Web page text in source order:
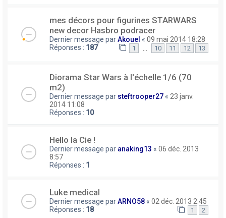
mes décors pour figurines STARWARS
new decor Hasbro podracer
Dernier message parAkouel « 09 mai 2014 18:28
Réponses : 187 1 10 11 12 13
Diorama Star Wars à l'échelle 1/6 (70
m2)
Dernier message par steftrooper27 « 23 janv.
2014 11:08
Réponses : 10
Hello la Cie !
Dernier message par anaking13 « 06 déc. 2013
8:57
Réponses : 1
Luke medical
Dernier message parARNO58 « 02 déc. 2013 2:45
Réponses : 18 1 2